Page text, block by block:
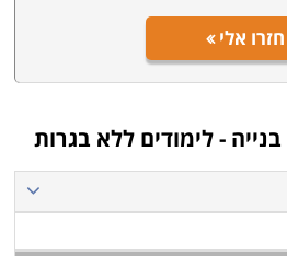
חזרו אלי
- לימודים ללא בגרות